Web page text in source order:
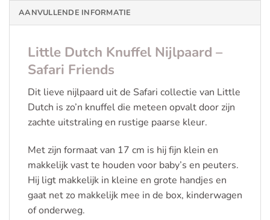
AANVULLENDE INFORMATIE
Little Dutch Knuffel Nijlpaard –
Safari Friends
Dit lieve nijlpaard uit de Safari collectie van Little
Dutch is zo’n knuffel die meteen opvalt door zijn
zachte uitstraling en rustige paarse kleur.
Met zijn formaat van 17 cm is hij fijn klein en
makkelijk vast te houden voor baby’s en peuters.
Hij ligt makkelijk in kleine en grote handjes en
gaat net zo makkelijk mee in de box, kinderwagen
of onderweg.